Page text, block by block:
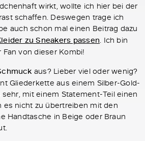
wirkt, wollte ich hier bei der
schaffen. Deswegen trage ich
auch schon mal einen Beitrag dazu
zu Sneakers passen. Ich bin
von dieser Kombi!
aus? Lieber viel oder wenig?
Gliederkette aus einem Silber-Gold-
mit einem Statement-Teil einen
es nicht zu übertreiben mit den
Handtasche in Beige oder Braun